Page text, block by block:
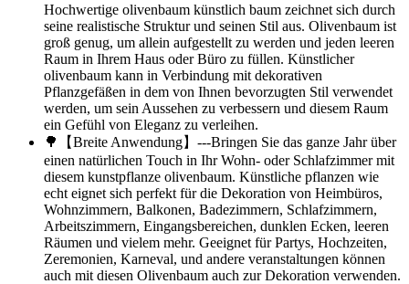
Hochwertige olivenbaum künstlich baum zeichnet sich durch
seine realistische Struktur und seinen Stil aus. Olivenbaum ist
groß genug, um allein aufgestellt zu werden und jeden leeren
Raum in Ihrem Haus oder Büro zu füllen. Künstlicher
olivenbaum kann in Verbindung mit dekorativen
Pflanzgefäßen in dem von Ihnen bevorzugten Stil verwendet
werden, um sein Aussehen zu verbessern und diesem Raum
ein Gefühl von Eleganz zu verleihen.
🌳【Breite Anwendung】---Bringen Sie das ganze Jahr über
einen natürlichen Touch in Ihr Wohn- oder Schlafzimmer mit
diesem kunstpflanze olivenbaum. Künstliche pflanzen wie
echt eignet sich perfekt für die Dekoration von Heimbüros,
Wohnzimmern, Balkonen, Badezimmern, Schlafzimmern,
Arbeitszimmern, Eingangsbereichen, dunklen Ecken, leeren
Räumen und vielem mehr. Geeignet für Partys, Hochzeiten,
Zeremonien, Karneval, und andere veranstaltungen können
auch mit diesen Olivenbaum auch zur Dekoration verwenden.